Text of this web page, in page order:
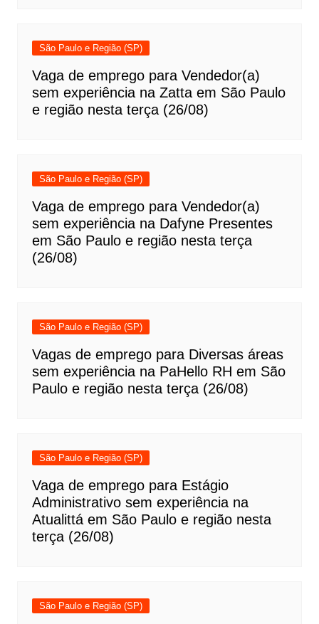
São Paulo e Região (SP)
Vaga de emprego para Vendedor(a)
sem experiência na Zatta em São Paulo
e região nesta terça (26/08)
São Paulo e Região (SP)
Vaga de emprego para Vendedor(a)
sem experiência na Dafyne Presentes
em São Paulo e região nesta terça
(26/08)
São Paulo e Região (SP)
Vagas de emprego para Diversas áreas
sem experiência na PaHello RH em São
Paulo e região nesta terça (26/08)
São Paulo e Região (SP)
Vaga de emprego para Estágio
Administrativo sem experiência na
Atualittá em São Paulo e região nesta
terça (26/08)
São Paulo e Região (SP)